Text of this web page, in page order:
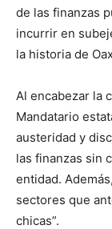
de las finanzas
incurrir en
la historia de
Al encabezar la
Mandatario
austeridad y
las finanzas sin
entidad.
sectores que
chicas”.